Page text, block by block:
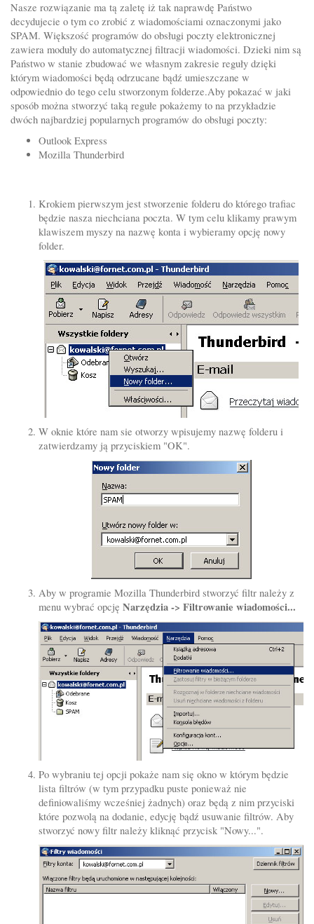
Nasze rozwiązanie ma tą zaletę iż tak naprawdę Państwo
decydujecie o tym co zrobić z wiadomościami oznaczonymi jako
SPAM. Większość programów do obsługi poczty elektronicznej
zawiera moduły do automatycznej filtracji wiadomości. Dzieki nim są
Państwo w stanie zbudować we własnym zakresie reguły dzięki
którym wiadomości będą odrzucane bądź umieszczane w
odpowiednio do tego celu stworzonym folderze.Aby pokazać w jaki
sposób można stworzyć taką regułe pokażemy to na przykładzie
dwóch najbardziej popularnych programów do obsługi poczty:
Outlook Express
Mozilla Thunderbird
Krokiem pierwszym jest stworzenie folderu do którego trafiac
będzie nasza niechciana poczta. W tym celu klikamy prawym
klawiszem myszy na nazwę konta i wybieramy opcję nowy
folder.
W oknie które nam sie otworzy wpisujemy nazwę folderu i
zatwierdzamy ją przyciskiem "OK".
Aby w programie Mozilla Thunderbird stworzyć filtr należy z
menu wybrać opcję Narzędzia -> Filtrowanie wiadomości...
Po wybraniu tej opcji pokaże nam się okno w którym będzie
lista filtrów (w tym przypadku puste ponieważ nie
definiowaliśmy wcześniej żadnych) oraz będą z nim przyciski
które pozwolą na dodanie, edycję bądź usuwanie filtrów. Aby
stworzyć nowy filtr należy kliknąć przycisk "Nowy...".